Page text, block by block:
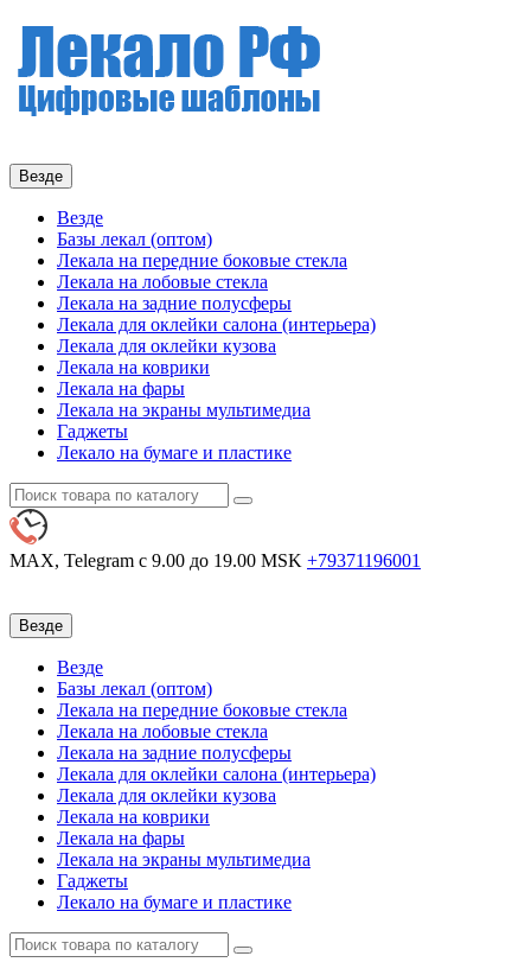
Везде
Везде
Базы лекал (оптом)
Лекала на передние боковые стекла
Лекала на лобовые стекла
Лекала на задние полусферы
Лекала для оклейки салона (интерьера)
Лекала для оклейки кузова
Лекала на коврики
Лекала на фары
Лекала на экраны мультимедиа
Гаджеты
Лекало на бумаге и пластике
MAX, Telegram с 9.00 до 19.00 MSK +79371196001
Везде
Везде
Базы лекал (оптом)
Лекала на передние боковые стекла
Лекала на лобовые стекла
Лекала на задние полусферы
Лекала для оклейки салона (интерьера)
Лекала для оклейки кузова
Лекала на коврики
Лекала на фары
Лекала на экраны мультимедиа
Гаджеты
Лекало на бумаге и пластике